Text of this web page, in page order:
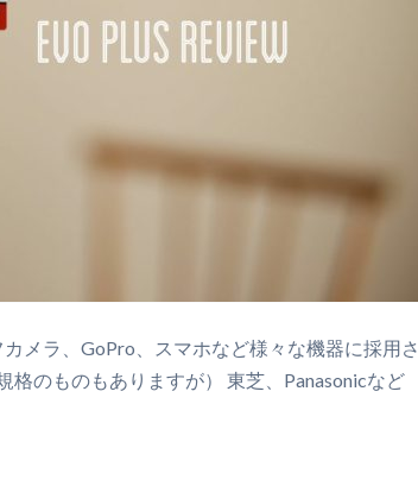
メラ、GoPro、スマホなど様々な機器に採用さ
格のものもありますが） 東芝、Panasonicなど